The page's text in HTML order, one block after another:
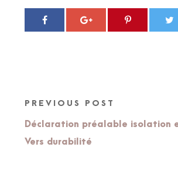
PREVIOUS POST
Déclaration préalable isolation
Vers durabilité